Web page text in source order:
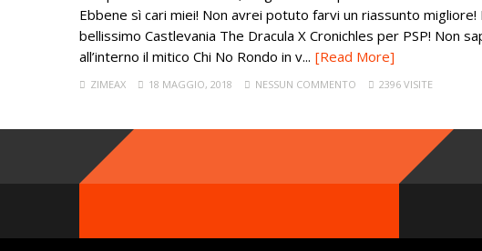
Ebbene sì cari miei! Non avrei potuto farvi un riassunto
bellissimo Castlevania The Dracula X Cronichles per PSP! Non
all’interno il mitico Chi No Rondo in v... [Read More]
ZIMEAX 18 MAGGIO, 2018 NESSUN COMMENTO 2396 VISITE